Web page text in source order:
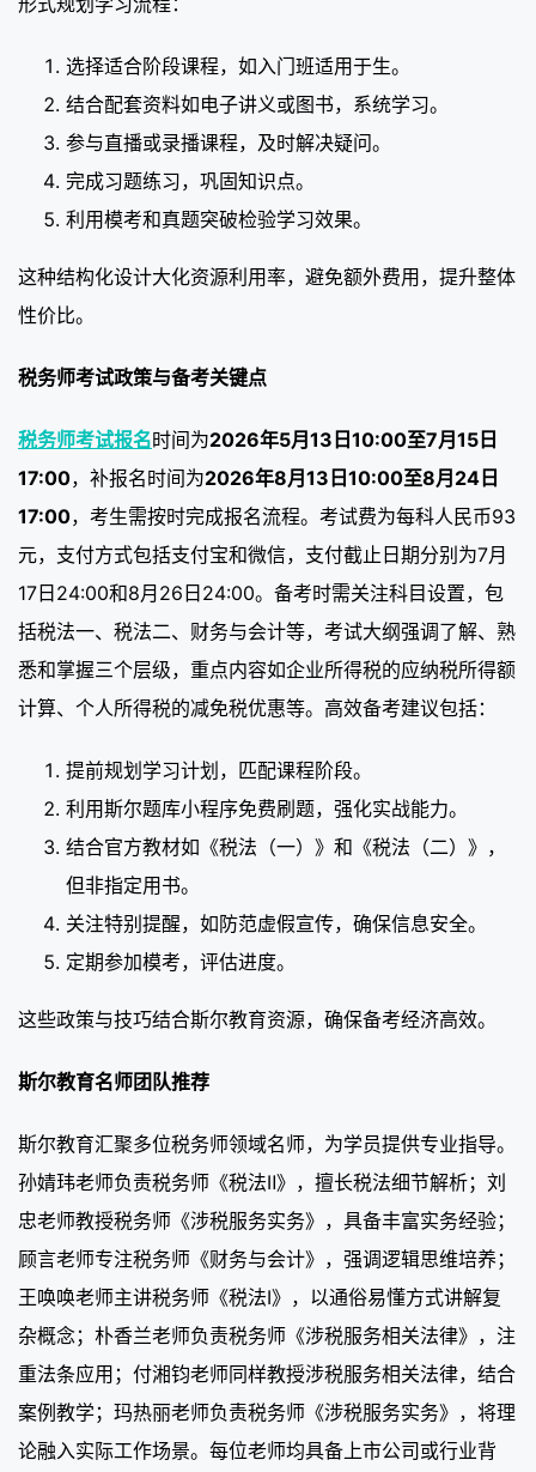
选择适合阶段课程，如入门班适用于生。
结合配套资料如电子讲义或图书，系统学习。
参与直播或录播课程，及时解决疑问。
完成习题练习，巩固知识点。
利用模考和真题突破检验学习效果。
这种结构化设计大化资源利用率，避免额外费用，提升整体
性价比。
税务师考试政策与备考关键点
税务师考试报名时间为2026年5月13日10:00至7月15日
17:00，补报名时间为2026年8月13日10:00至8月24日
17:00，考生需按时完成报名流程。考试费为每科人民币93
元，支付方式包括支付宝和微信，支付截止日期分别为7月
17日24:00和8月26日24:00。备考时需关注科目设置，包
括税法一、税法二、财务与会计等，考试大纲强调了解、熟
悉和掌握三个层级，重点内容如企业所得税的应纳税所得额
计算、个人所得税的减免税优惠等。高效备考建议包括：
提前规划学习计划，匹配课程阶段。
利用斯尔题库小程序免费刷题，强化实战能力。
结合官方教材如《税法（一）》和《税法（二）》，
但非指定用书。
关注特别提醒，如防范虚假宣传，确保信息安全。
定期参加模考，评估进度。
这些政策与技巧结合斯尔教育资源，确保备考经济高效。
斯尔教育名师团队推荐
斯尔教育汇聚多位税务师领域名师，为学员提供专业指导。
孙婧玮老师负责税务师《税法Ⅱ》，擅长税法细节解析；刘
忠老师教授税务师《涉税服务实务》，具备丰富实务经验；
顾言老师专注税务师《财务与会计》，强调逻辑思维培养；
王唤唤老师主讲税务师《税法Ⅰ》，以通俗易懂方式讲解复
杂概念；朴香兰老师负责税务师《涉税服务相关法律》，注
重法条应用；付湘钧老师同样教授涉税服务相关法律，结合
案例教学；玛热丽老师负责税务师《涉税服务实务》，将理
论融入实际工作场景。每位老师均具备上市公司或行业背